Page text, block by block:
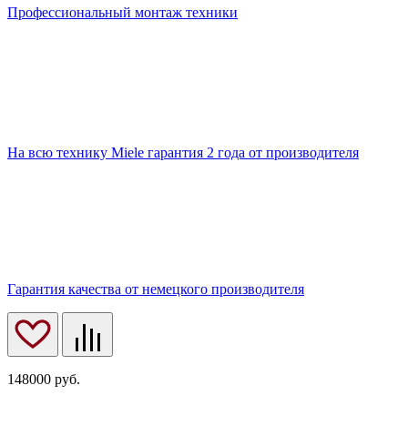
Профессиональный монтаж техники
На всю технику Miele гарантия 2 года от производителя
Гарантия качества от немецкого производителя
148000 руб.